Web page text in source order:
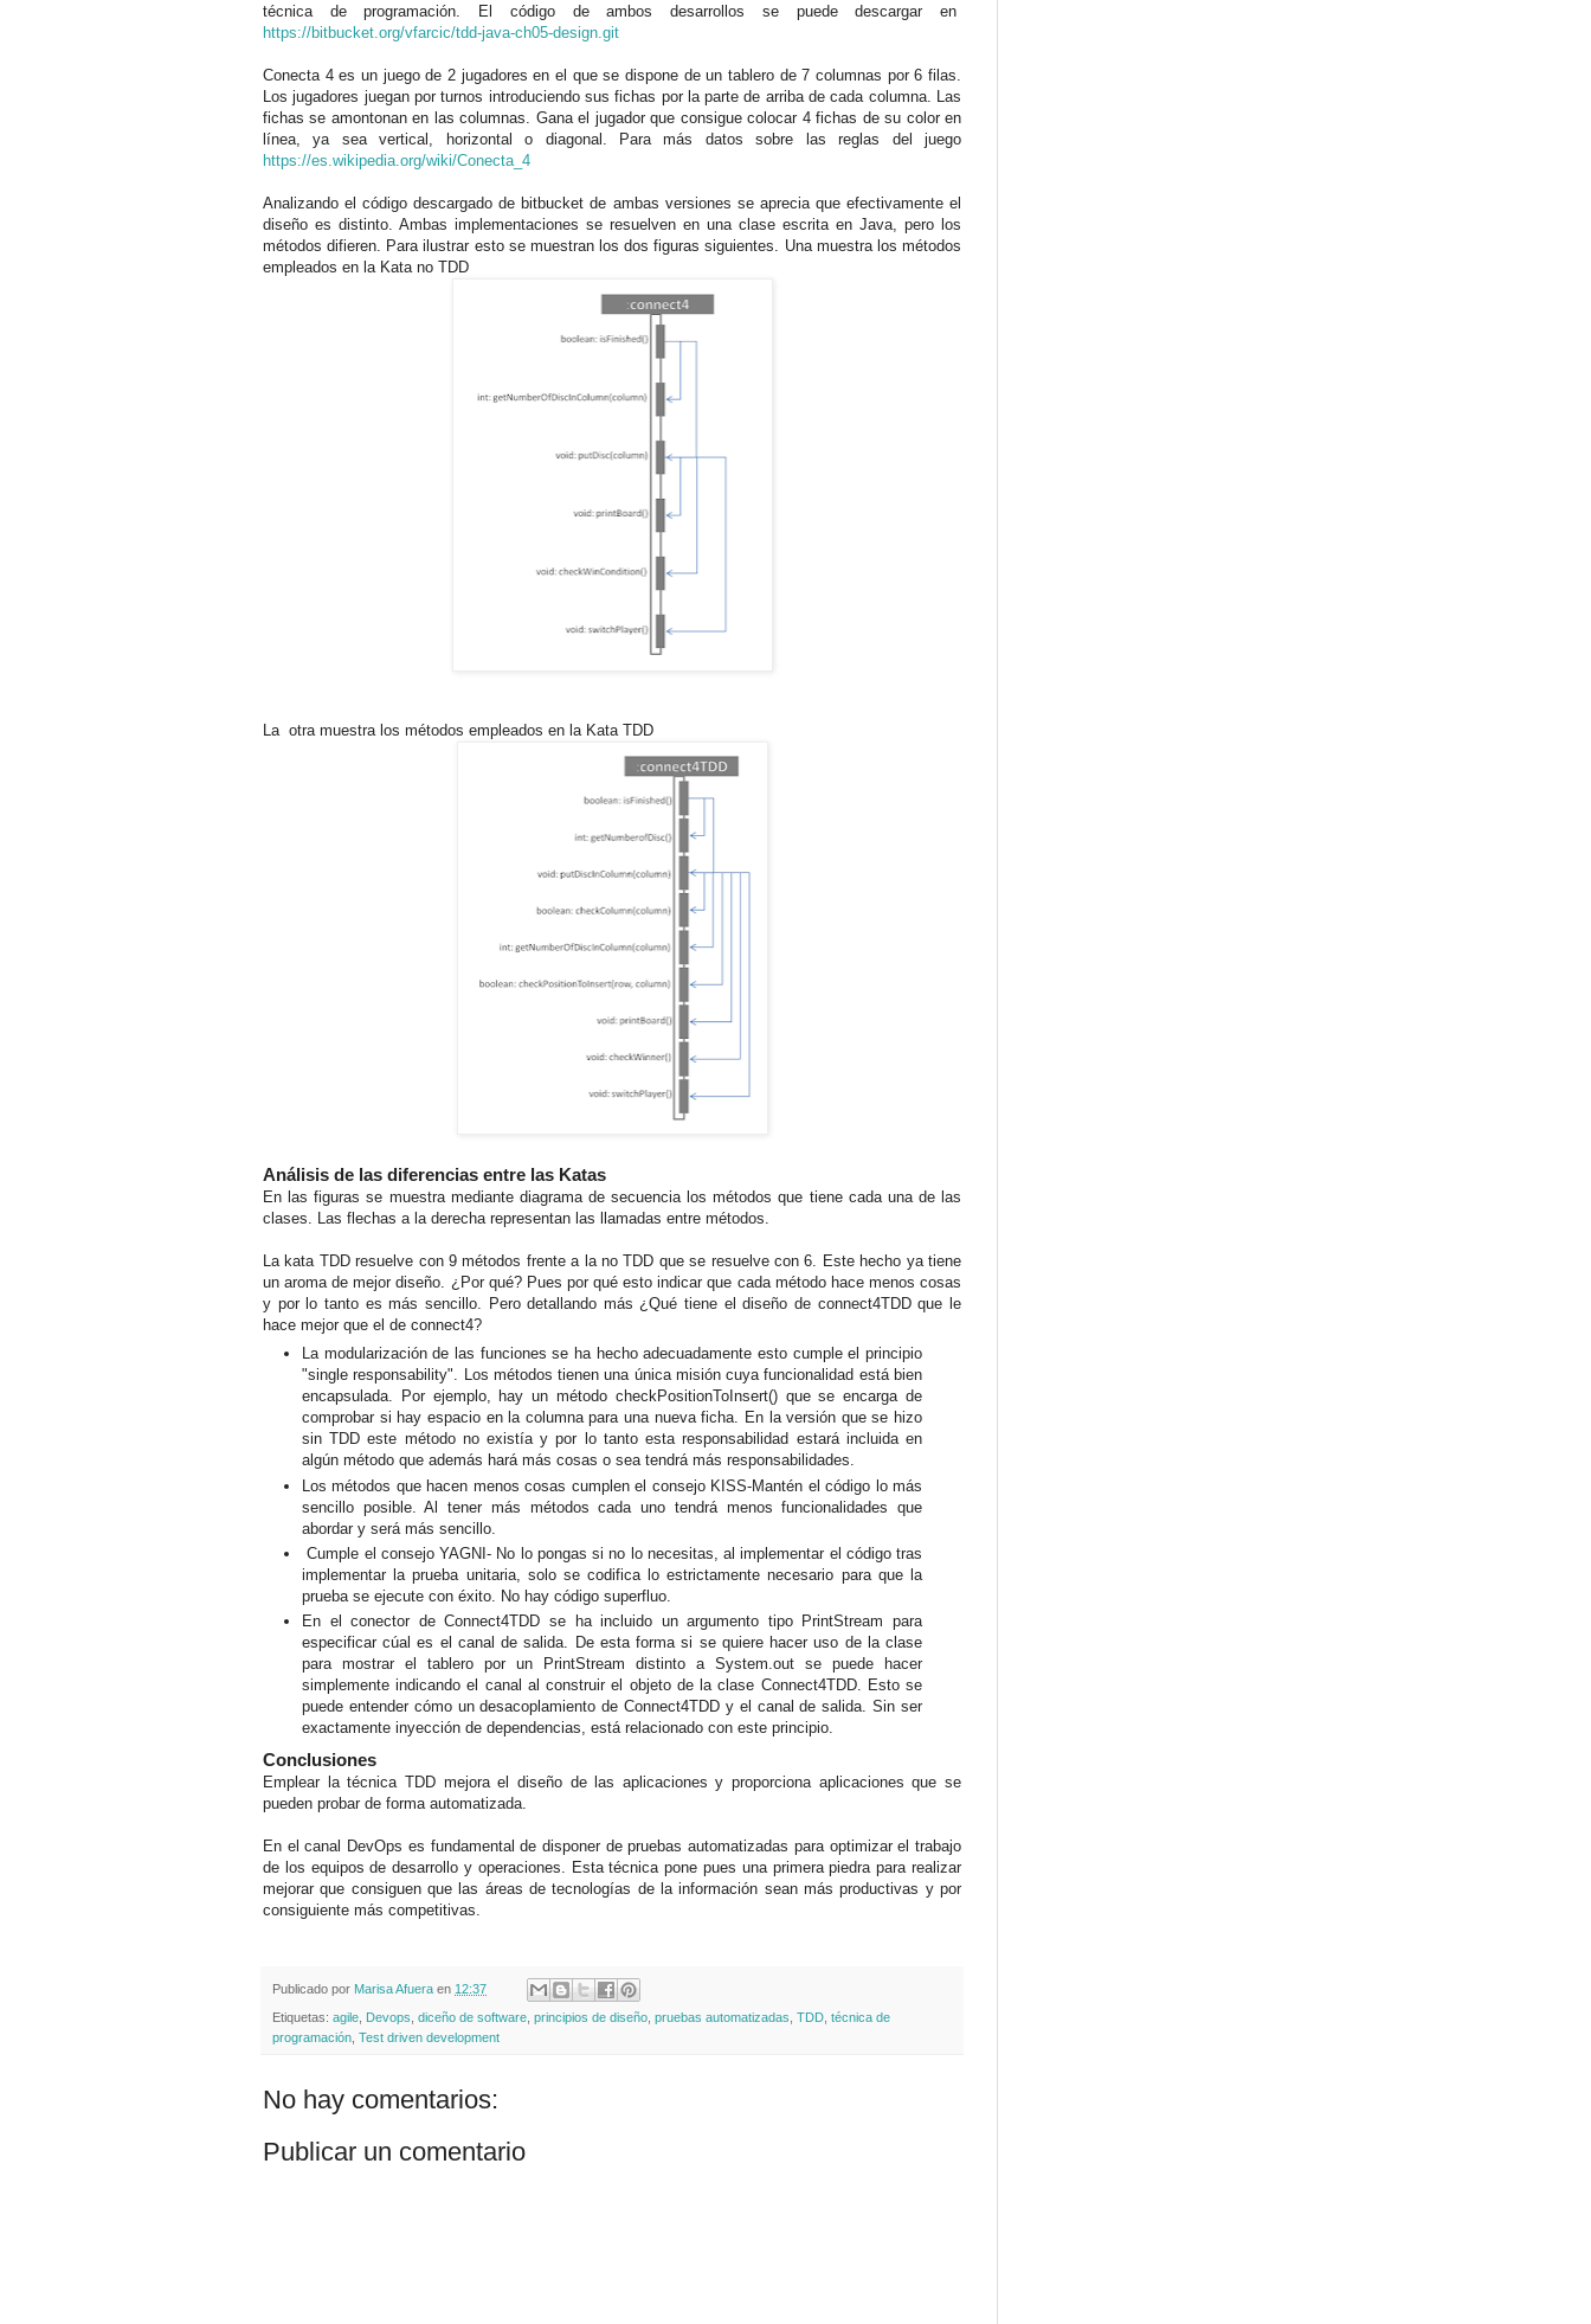
técnica de programación. El código de ambos desarrollos se puede descargar en
https://bitbucket.org/vfarcic/tdd-java-ch05-design.git
Conecta 4 es un juego de 2 jugadores en el que se dispone de un tablero de 7 columnas por 6 filas.
Los jugadores juegan por turnos introduciendo sus fichas por la parte de arriba de cada columna. Las
fichas se amontonan en las columnas. Gana el jugador que consigue colocar 4 fichas de su color en
línea, ya sea vertical, horizontal o diagonal. Para más datos sobre las reglas del juego
https://es.wikipedia.org/wiki/Conecta_4
Analizando el código descargado de bitbucket de ambas versiones se aprecia que efectivamente el
diseño es distinto. Ambas implementaciones se resuelven en una clase escrita en Java, pero los
métodos difieren. Para ilustrar esto se muestran los dos figuras siguientes. Una muestra los métodos
empleados en la Kata no TDD
La otra muestra los métodos empleados en la Kata TDD
Análisis de las diferencias entre las Katas
En las figuras se muestra mediante diagrama de secuencia los métodos que tiene cada una de las
clases. Las flechas a la derecha representan las llamadas entre métodos.
La kata TDD resuelve con 9 métodos frente a la no TDD que se resuelve con 6. Este hecho ya tiene
un aroma de mejor diseño. ¿Por qué? Pues por qué esto indicar que cada método hace menos cosas
y por lo tanto es más sencillo. Pero detallando más ¿Qué tiene el diseño de connect4TDD que le
hace mejor que el de connect4?
La modularización de las funciones se ha hecho adecuadamente esto cumple el principio
"single responsability". Los métodos tienen una única misión cuya funcionalidad está bien
encapsulada. Por ejemplo, hay un método checkPositionToInsert() que se encarga de
comprobar si hay espacio en la columna para una nueva ficha. En la versión que se hizo
sin TDD este método no existía y por lo tanto esta responsabilidad estará incluida en
algún método que además hará más cosas o sea tendrá más responsabilidades.
Los métodos que hacen menos cosas cumplen el consejo KISS-Mantén el código lo más
sencillo posible. Al tener más métodos cada uno tendrá menos funcionalidades que
abordar y será más sencillo.
Cumple el consejo YAGNI- No lo pongas si no lo necesitas, al implementar el código tras
implementar la prueba unitaria, solo se codifica lo estrictamente necesario para que la
prueba se ejecute con éxito. No hay código superfluo.
En el conector de Connect4TDD se ha incluido un argumento tipo PrintStream para
especificar cúal es el canal de salida. De esta forma si se quiere hacer uso de la clase
para mostrar el tablero por un PrintStream distinto a System.out se puede hacer
simplemente indicando el canal al construir el objeto de la clase Connect4TDD. Esto se
puede entender cómo un desacoplamiento de Connect4TDD y el canal de salida. Sin ser
exactamente inyección de dependencias, está relacionado con este principio.
Conclusiones
Emplear la técnica TDD mejora el diseño de las aplicaciones y proporciona aplicaciones que se
pueden probar de forma automatizada.
En el canal DevOps es fundamental de disponer de pruebas automatizadas para optimizar el trabajo
de los equipos de desarrollo y operaciones. Esta técnica pone pues una primera piedra para realizar
mejorar que consiguen que las áreas de tecnologías de la información sean más productivas y por
consiguiente más competitivas.
Publicado por Marisa Afuera en 12:37
Etiquetas: agile Devops diceño de software principios de diseño pruebas automatizadas TDD técnica de
programación Test driven development
No hay comentarios:
Publicar un comentario